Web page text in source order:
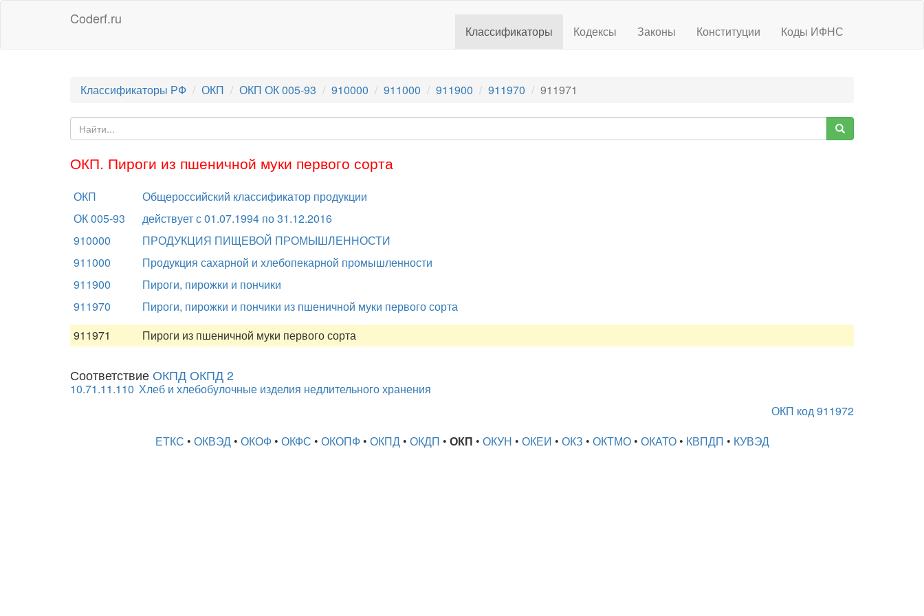
Coderf.ru
Классификаторы Кодексы Законы Конституции Коды ИФНС
Классификаторы РФ ОКП ОКП ОК 005-93 910000 911000 911900 911970 911971
ОКП. Пироги из пшеничной муки первого сорта
ОКП
Общероссийский классификатор продукции
ОК 005-93
действует с 01.07.1994 по 31.12.2016
910000
ПРОДУКЦИЯ ПИЩЕВОЙ ПРОМЫШЛЕННОСТИ
911000
Продукция сахарной и хлебопекарной промышленности
911900
Пироги, пирожки и пончики
911970
Пироги, пирожки и пончики из пшеничной муки первого сорта
911971
Пироги из пшеничной муки первого сорта
Соответствие ОКПД ОКПД 2
10.71.11.110 Хлеб и хлебобулочные изделия недлительного хранения
ОКП код 911972
ЕТКС • ОКВЭД• ОКОФ• ОКФС • ОКОПФ• ОКПД• ОКДП • ОКП • ОКУН • ОКЕИ • ОКЗ • ОКТМО• ОКАТО• КВПДП • КУВЭД